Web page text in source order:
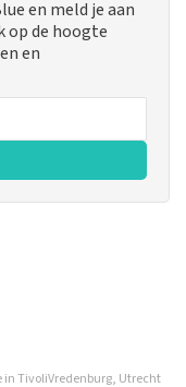
en meld je aan
op de hoogte
en
klanten. Het is
in TivoliVredenburg, Utrecht